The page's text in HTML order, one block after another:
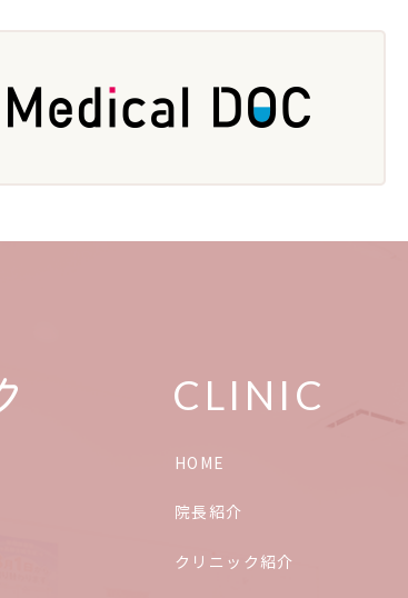
CLINIC
HOME
院長紹介
クリニック紹介